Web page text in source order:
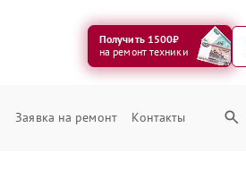
Получить 1500₽
на ремонт техники
Заявка на ремонт Контакты